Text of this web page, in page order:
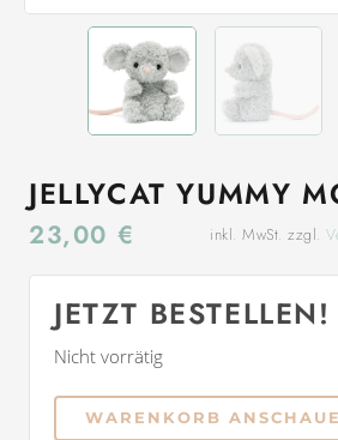
JELLYCAT YUMMY
23,00 € inkl. MwSt. zzgl.
JETZT BESTELLEN!
Nicht vorrätig
WARENKORB